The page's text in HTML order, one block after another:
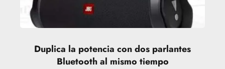
Duplica la potencia con dos parlantes
Bluetooth al mismo tiempo